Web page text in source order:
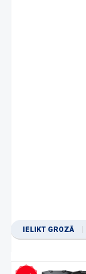
IELIKT GROZĀ